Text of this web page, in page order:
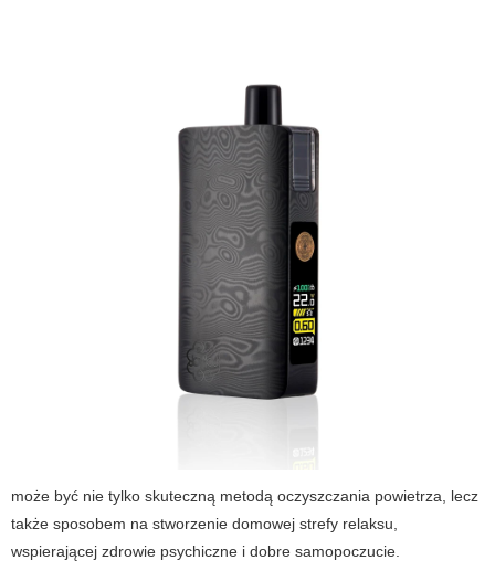
może być nie tylko skuteczną metodą oczyszczania powietrza, lecz
także sposobem na stworzenie domowej strefy relaksu,
wspierającej zdrowie psychiczne i dobre samopoczucie.